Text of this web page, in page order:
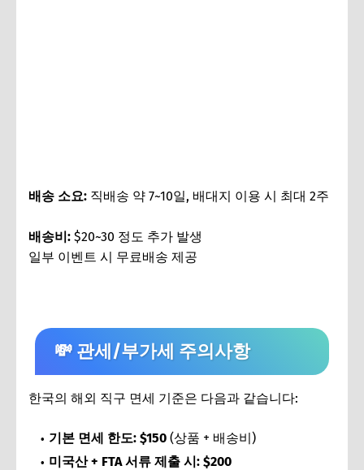
배송 소요: 직배송 약 7~10일, 배대지 이용 시 최대 2주
배송비: $20~30 정도 추가 발생
일부 이벤트 시 무료배송 제공
💸 관세/부가세 주의사항
한국의 해외 직구 면세 기준은 다음과 같습니다:
기본 면세 한도: $150 (상품 + 배송비)
미국산 + FTA 서류 제출 시: $200